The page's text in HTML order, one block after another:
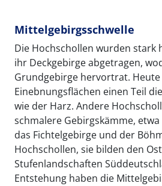
Mittelgebirgsschwelle
Die Hochschollen wurden stark
ihr Deckgebirge abgetragen,
Grundgebirge hervortrat.
Einebnungsflächen einen Teil
wie der Harz. Andere
schmalere Gebirgskämme,
das Fichtelgebirge und der
Hochschollen, sie bilden den
Stufenlandschaften
Entstehung haben die